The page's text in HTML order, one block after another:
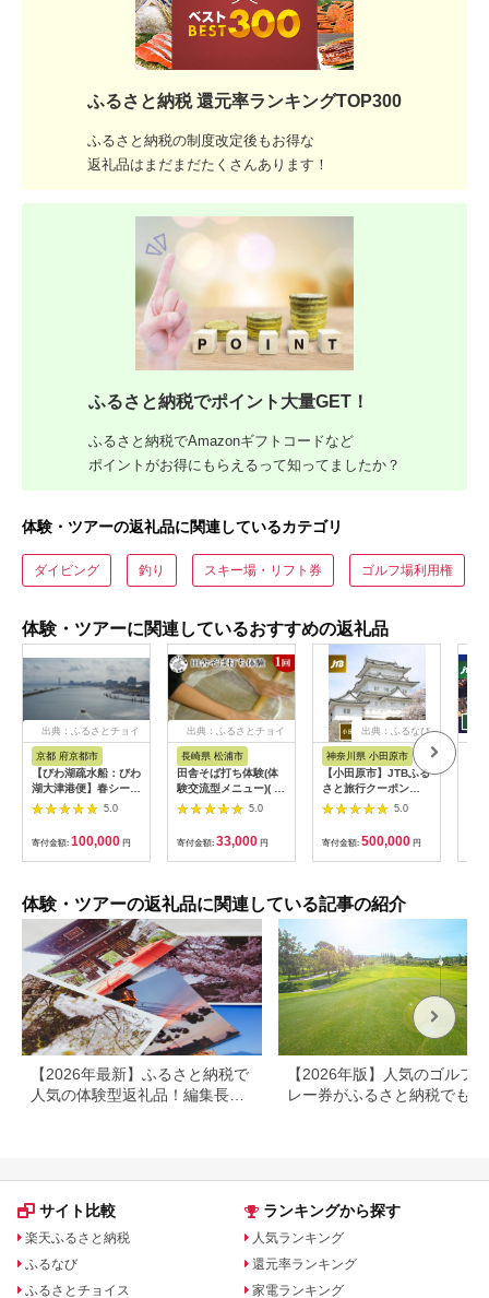
ふるさと納税 還元率ランキングTOP300
ふるさと納税の制度改定後もお得な
返礼品はまだまだたくさんあります！
ふるさと納税でポイント大量GET！
ふるさと納税でAmazonギフトコードなど
ポイントがお得にもらえるって知ってましたか？
体験・ツアーの返礼品に関連しているカテゴリ
ダイビング 釣り スキー場・リフト券 ゴルフ場利用権
体験・ツアーに関連しているおすすめの返礼品
出典：ふるさとチョイ
京都 府京都市
【びわ湖疏水船：びわ
湖大津港便】春シーズ
ン先行予約権（２名様
分の乗船予約の権利）
5.0
寄付金額: 100,000 円
出典：ふるさとチョイ
長崎県 松浦市
田舎そば打ち体験(体
験交流型メニュー)( 体
験 田舎 自然 松浦市
そば そば打ち )【D3-
5.0
寄付金額: 33,000 円
出典：ふるなび
神奈川県 小田原市
【小田原市】JTBふる
さと旅行クーポン
（150,000円分）有効
期間3年（Eメール発
行）｜予約 宿泊 観光
体験 温泉 ホテル 旅館
チケット 子供 子連れ
ンライン ネット 電話
神奈川 神奈川
5.0
寄付金額: 500,000 円
体験・ツアーの返礼品に関連している記事の紹介
【2026年最新】ふるさと納税で
人気の体験型返礼品！編集長お
【2026年版】人気のゴルフ
レー券がふるさと納税でもら
サイト比較
楽天ふるさと納税
ふるなび
ふるさとチョイス
ランキングから探す
人気ランキング
還元率ランキング
家電ランキング